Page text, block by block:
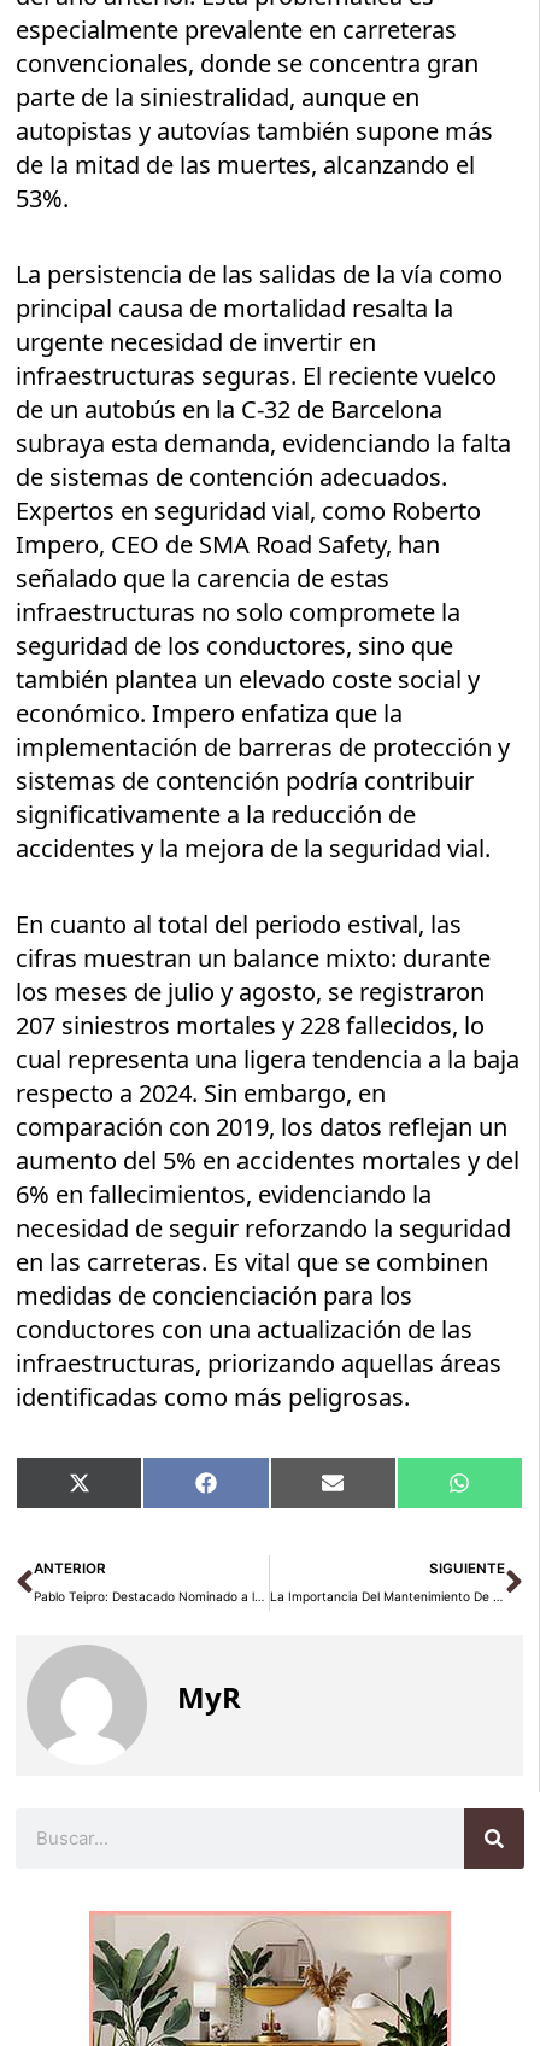
especialmente prevalente en carreteras
convencionales, donde se concentra gran
parte de la siniestralidad, aunque en
autopistas y autovías también supone más
de la mitad de las muertes, alcanzando el
53%.
La persistencia de las salidas de la vía como
principal causa de mortalidad resalta la
urgente necesidad de invertir en
infraestructuras seguras. El reciente vuelco
de un autobús en la C-32 de Barcelona
subraya esta demanda, evidenciando la falta
de sistemas de contención adecuados.
Expertos en seguridad vial, como Roberto
Impero, CEO de SMA Road Safety, han
señalado que la carencia de estas
infraestructuras no solo compromete la
seguridad de los conductores, sino que
también plantea un elevado coste social y
económico. Impero enfatiza que la
implementación de barreras de protección y
sistemas de contención podría contribuir
significativamente a la reducción de
accidentes y la mejora de la seguridad vial.
En cuanto al total del periodo estival, las
cifras muestran un balance mixto: durante
los meses de julio y agosto, se registraron
207 siniestros mortales y 228 fallecidos, lo
cual representa una ligera tendencia a la baja
respecto a 2024. Sin embargo, en
comparación con 2019, los datos reflejan un
aumento del 5% en accidentes mortales y del
6% en fallecimientos, evidenciando la
necesidad de seguir reforzando la seguridad
en las carreteras. Es vital que se combinen
medidas de concienciación para los
conductores con una actualización de las
infraestructuras, priorizando aquellas áreas
identificadas como más peligrosas.
Compartir
en
X
(Twitter)
Compartir
en
Facebook Compartir
en
Email
en
Ant
ANTERIOR
Pablo Teipro: Destacado Nominado a los Premios Yummy 2025 en la Categoría Vino
SIGUIENTE
La Importancia Del Mantenimiento De La Correa De Distribución Según Talleres Murillo
MyR